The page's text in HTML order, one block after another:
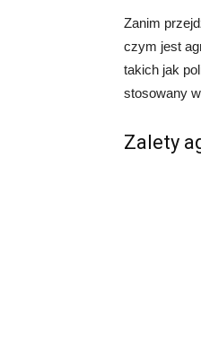
Zanim
czym jest
takich jak
stosowany
Zalety